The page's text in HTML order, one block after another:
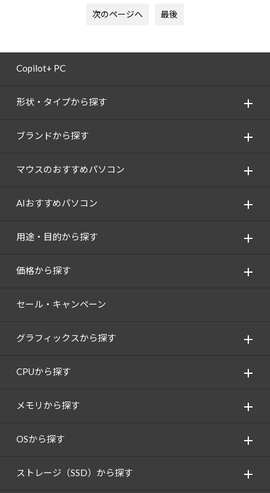
次のページへ 最後
Copilot+ PC
形状・タイプから探す
ブランドから探す
マウスのおすすめパソコン
AIおすすめパソコン
用途・目的から探す
価格から探す
セール・キャンペーン
グラフィックスから探す
CPUから探す
メモリから探す
OSから探す
ストレージ（SSD）から探す